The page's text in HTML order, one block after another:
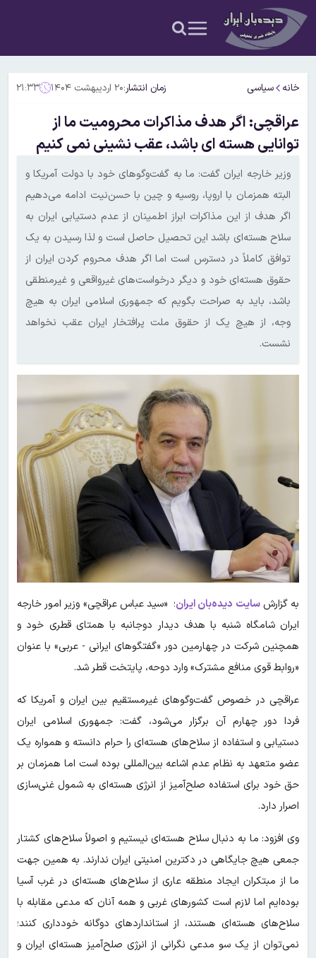
خانه سیاسی زمان انتشار:۲۰ اردیبهشت ۱۴۰۴ ۲۱:۳۳
عراقچی: اگر هدف مذاکرات محرومیت ما از
توانایی هسته ای باشد، عقب نشینی نمی کنیم
وزیر خارجه ایران گفت: ما به گفت‌وگوهای خود با دولت آمریکا و
البته همزمان با اروپا، روسیه و چین با حسن‌نیت ادامه می‌دهیم
اگر هدف از این مذاکرات ابراز اطمینان از عدم دستیابی ایران به
سلاح هسته‌ای باشد این تحصیل حاصل است و لذا رسیدن به یک
توافق کاملاً در دسترس است اما اگر هدف محروم کردن ایران از
حقوق هسته‌ای خود و دیگر درخواست‌های غیرواقعی و غیرمنطقی
باشد، باید به صراحت بگویم که جمهوری اسلامی ایران به هیچ
وجه، از هیچ یک از حقوق ملت پرافتخار ایران عقب نخواهد
نشست.
به گزارشسایت دیده‌بان ایران؛ «سید عباس عراقچی» وزیر امور خارجه
ایران شامگاه شنبه با هدف دیدار دوجانبه با همتای قطری خود و
همچنین شرکت در چهارمین دور «گفتگوهای ایرانی - عربی» با عنوان
«روابط قوی ‌منافع مشترک» وارد دوحه، پایتخت قطر شد.
عراقچی در خصوص گفت‌وگوهای غیرمستقیم بین ایران و آمریکا که
فردا دور چهارم آن برگزار می‌شود، گفت: جمهوری اسلامی ایران
دستیابی و استفاده از سلاح‌های هسته‌ای را حرام دانسته و همواره یک
عضو متعهد به نظام عدم اشاعه بین‌المللی بوده است اما همزمان بر
حق خود برای استفاده صلح‌آمیز از انرژی هسته‌ای به شمول غنی‌سازی
اصرار دارد.
وی افزود: ما به دنبال سلاح هسته‌ای نیستیم و اصولاً سلاح‌های کشتار
جمعی هیچ جایگاهی در دکترین امنیتی ایران ندارند. به همین جهت
ما از مبتکران ایجاد منطقه عاری از سلاح‌های هسته‌ای در غرب آسیا
بوده‌ایم اما لازم است کشورهای غربی و همه آنان که مدعی مقابله با
سلاح‌های هسته‌ای هستند، از استانداردهای دوگانه خودداری کنند؛
نمی‌توان از یک سو مدعی نگرانی از انرژی صلح‌آمیز هسته‌ای ایران و